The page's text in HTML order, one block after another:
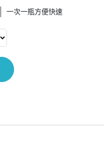
一次一瓶方便快速